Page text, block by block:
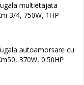
multietajata
3/4, 750W, 1HP
autoamorsare cu
370W, 0.50HP